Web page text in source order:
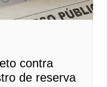
contra
de reserva